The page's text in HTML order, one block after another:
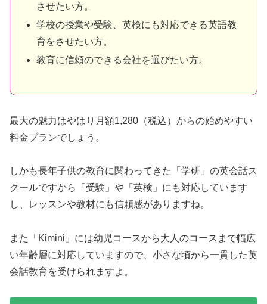
させたい方。
学校の授業や受験、英検にも対応できる英語教
育をさせたい方。
教育に信頼のできる会社を選びたい方。
最大の魅力はやはり月額1,280（税込）からの始めやすい
料金プランでしょう。
しかも長年子供の教育に関わってきた「学研」の英会話ス
クールですから「受験」や「英検」にも対応しています
し、レッスンや教材にも信頼感がありますね。
また「Kimini」には幼児コースから大人のコースまで幅広
い年齢層に対応していますので、小さな頃から一貫した英
会話教育を受けられますよ。